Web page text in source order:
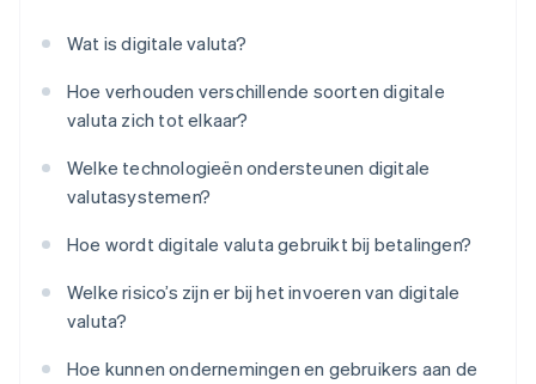
Wat is digitale valuta?
Hoe verhouden verschillende soorten digitale
valuta zich tot elkaar?
Welke technologieën ondersteunen digitale
valutasystemen?
Hoe wordt digitale valuta gebruikt bij betalingen?
Welke risico’s zijn er bij het invoeren van digitale
valuta?
Hoe kunnen ondernemingen en gebruikers aan de